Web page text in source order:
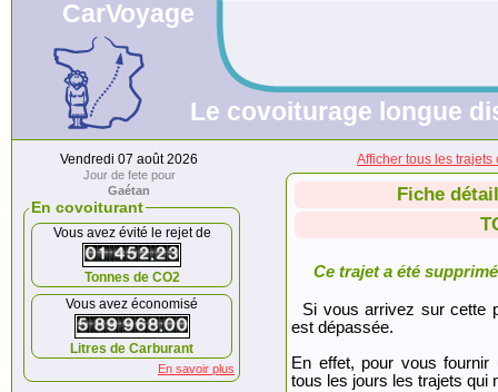
CarVoyage
Le covoiturage longue
Vendredi 07 août 2026
Jour de fete pour
Gaétan
En covoiturant
Vous avez évité le rejet de
Tonnes de CO2
Vous avez économisé
Litres de Carburant
En savoir plus
Afficher tous les trajets
Fiche
Ce trajet a été
Si vous arrivez sur cette
est dépassée.
En effet, pour vous fournir
tous les jours les trajets qui